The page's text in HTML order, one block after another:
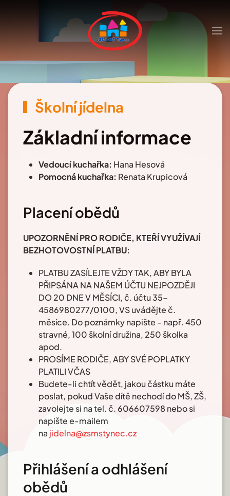
Skip to main content
Školní jídelna
Základní informace
Vedoucí kuchařka: Hana Hesová
Pomocná kuchařka: Renata Krupicová
Placení obědů
UPOZORNĚNÍ PRO RODIČE, KTEŘÍ VYUŽÍVAJÍ
BEZHOTOVOSTNÍ PLATBU:
PLATBU ZASÍLEJTE VŽDY TAK, ABY BYLA
PŘIPSÁNA NA NAŠEM ÚČTU NEJPOZDĚJI
DO 20 DNE V MĚSÍCI, č. účtu 35-
4586980277/0100, VS uvádějte č.
měsíce. Do poznámky napište - např. 450
stravné, 100 školní družina, 250 školka
apod.
PROSÍME RODIČE, ABY SVÉ POPLATKY
PLATILI VČAS
Budete-li chtít vědět, jakou částku máte
poslat, pokud Vaše dítě nechodí do MŠ, ZŠ,
zavolejte si na tel. č. 606607598 nebo si
napište e-mailem
na jidelna@zsmstynec.cz
Přihlášení a odhlášení
obědů